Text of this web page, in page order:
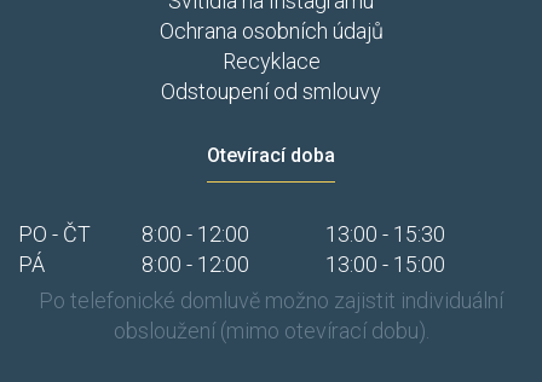
Ochrana osobních údajů
Recyklace
Odstoupení od smlouvy
Otevírací doba
PO - ČT 8:00 - 12:00
13:00 - 15:30
PÁ
8:00 - 12:00
13:00 - 15:00
Po telefonické domluvě možno zajistit individuální
obsloužení (mimo otevírací dobu).